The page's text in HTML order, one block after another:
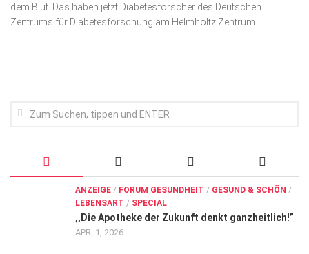
Kampf gegen Krebs
dem Blut. Das haben jetzt Diabetesforscher des Deutschen
Zentrums für Diabetesforschung am Helmholtz Zentrum...
ANZEIGE / FORUM GESUNDHEIT / GESUND & SCHÖN /
LEBENSART / SPECIAL
,,Die Apotheke der Zukunft denkt ganzheitlich!”
APR. 1, 2026